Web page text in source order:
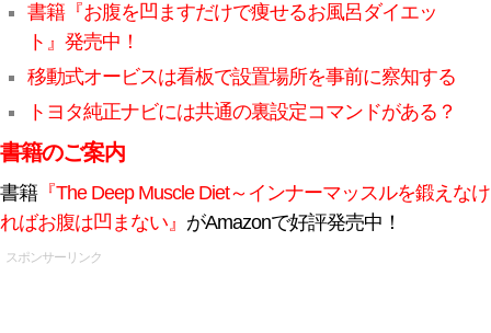
書籍『お腹を凹ますだけで痩せるお風呂ダイエッ
ト』発売中！
移動式オービスは看板で設置場所を事前に察知する
トヨタ純正ナビには共通の裏設定コマンドがある？
書籍のご案内
書籍『The Deep Muscle Diet～インナーマッスルを鍛えなけ
ればお腹は凹まない』 がAmazonで好評発売中！
スポンサーリンク